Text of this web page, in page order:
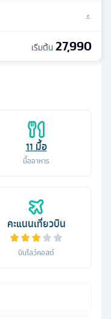
11 มื้อ
มื้ออาหาร
คะแนนเที่ยวบิน
บินโลว์คอสต์
เริ่มต้น 27,990